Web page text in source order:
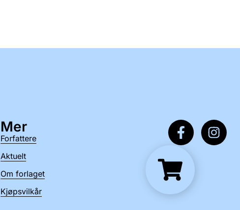
Mer
Forfattere
Aktuelt
Om forlaget
Kjøpsvilkår